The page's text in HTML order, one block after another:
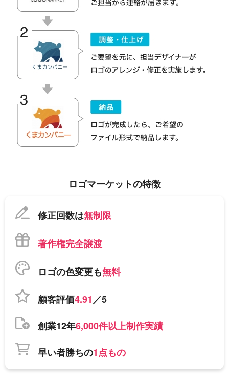
ロゴマーケットの特徴
修正回数は無制限
著作権完全譲渡
ロゴの色変更も無料
顧客評価4.91／5
創業12年6,000件以上制作実績
早い者勝ちの1点もの